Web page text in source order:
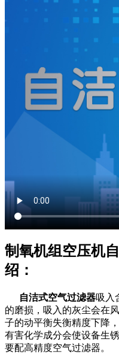
制氧机组空压机
绍：
自洁式空气过滤器吸入
的磨损，吸入的灰尘会在
子的动平衡失衡精度下降
有害化学成分会使设备生
要配高精度空气过滤器。